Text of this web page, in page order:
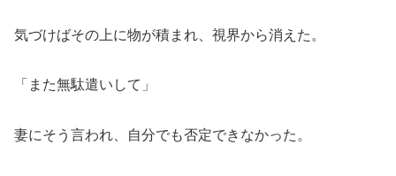
気づけばその上に物が積まれ、視界から消えた。
「また無駄遣いして」
妻にそう言われ、自分でも否定できなかった。